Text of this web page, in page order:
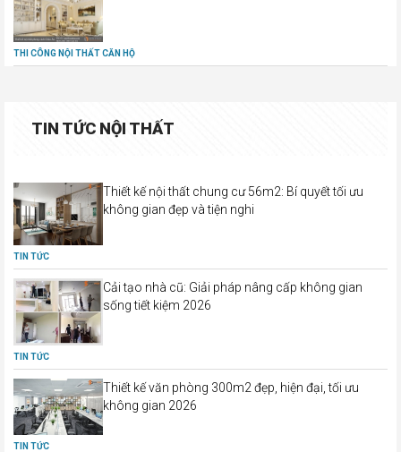
THI CÔNG NỘI THẤT CĂN HỘ
TIN TỨC NỘI THẤT
Thiết kế nội thất chung cư 56m2: Bí quyết tối ưu
không gian đẹp và tiện nghi
TIN TỨC
Cải tạo nhà cũ: Giải pháp nâng cấp không gian
sống tiết kiệm 2026
TIN TỨC
Thiết kế văn phòng 300m2 đẹp, hiện đại, tối ưu
không gian 2026
TIN TỨC